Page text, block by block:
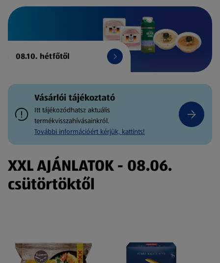
08.10. hétfőtől
Vásárlói tájékoztató
Itt tájékozódhatsz aktuális
termékvisszahívásainkról.
További információért kérjük, kattints!
XXL AJÁNLATOK - 08.06.
csütörtöktől